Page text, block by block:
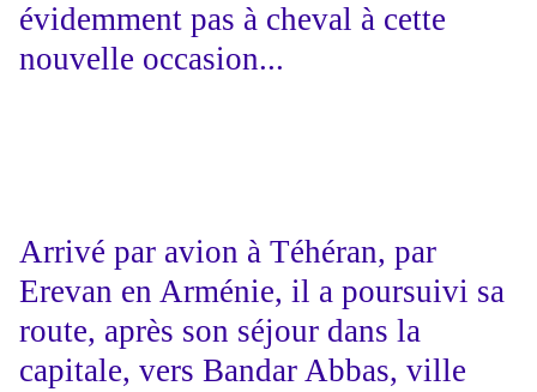
évidemment pas à cheval à cette
nouvelle occasion...
Arrivé par avion à Téhéran, par
Erevan en Arménie, il a poursuivi sa
route, après son séjour dans la
capitale, vers Bandar Abbas, ville